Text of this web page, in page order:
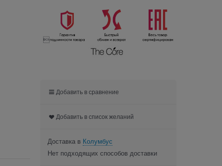

Добавить в сравнение
Добавить в список желаний
Доставка в Колумбус
Нет подходящих способов доставки